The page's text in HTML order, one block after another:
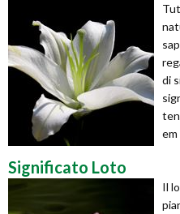
di
em
Significato Loto
Il